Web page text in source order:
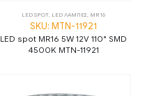
LED SPOT, LED ΛΑΜΠΕΣ, MR16
SKU: MTN-11921
LED spot MR16 5W 12V 110° SMD
4500K MTN-11921